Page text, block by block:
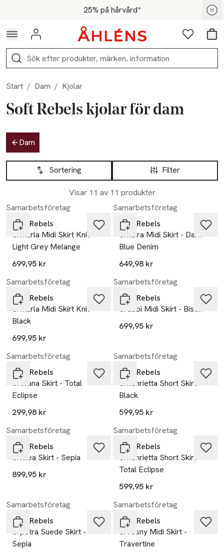
Hoppa till navigationsmenyn25% på hårvård*
För medlemmar - Shoppa nu
Logga in Favoriter
Sök
Start / Dam / Kjolar
Soft Rebels kjolar för dam
Hoppa till produktsidan
Dam
Hoppa till produktsidan
Filter
Sortering
Visar 11 av 11 produkter
Lista över produkter
Samarbetsföretag
Soft Rebels
Srmarla Midi Skirt Knit -
Light Grey Melange
699,95 kr
Samarbetsföretag
Soft Rebels
Srkeira Midi Skirt - Dark
Blue Denim
649,98 kr
Samarbetsföretag
Soft Rebels
Srmarla Midi Skirt Knit -
Black
699,95 kr
Samarbetsföretag
Soft Rebels
Srebbi Midi Skirt - Bison
699,95 kr
Samarbetsföretag
Soft Rebels
Srorana Skirt - Total
Eclipse
299,98 kr
Samarbetsföretag
Soft Rebels
Srhenrietta Short Skirt -
Black
599,95 kr
Samarbetsföretag
Soft Rebels
Srkilea Skirt - Sepia
899,95 kr
Samarbetsföretag
Soft Rebels
Srhenrietta Short Skirt -
Total Eclipse
599,95 kr
Samarbetsföretag
Soft Rebels
Srpetra Suede Skirt -
Sepia
Samarbetsföretag
Soft Rebels
Srvesny Midi Skirt -
Travertine